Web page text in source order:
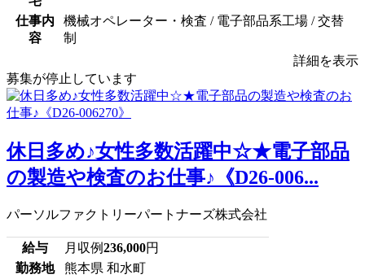
仕事内
容
機械オペレーター・検査 / 電子部品系工場 / 交替
制
詳細を表示
募集が停止しています
休日多め♪女性多数活躍中☆★電子部品
の製造や検査のお仕事♪《D26-006...
パーソルファクトリーパートナーズ株式会社
給与 月収例236,000円
勤務地
熊本県 和水町